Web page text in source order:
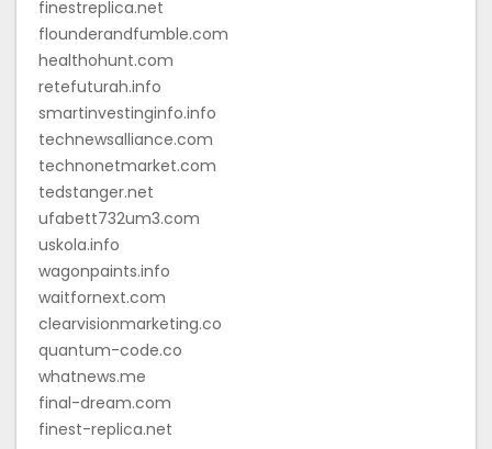
finestreplica.net
flounderandfumble.com
healthohunt.com
retefuturah.info
smartinvestinginfo.info
technewsalliance.com
technonetmarket.com
tedstanger.net
ufabett732um3.com
uskola.info
wagonpaints.info
waitfornext.com
clearvisionmarketing.co
quantum-code.co
whatnews.me
final-dream.com
finest-replica.net